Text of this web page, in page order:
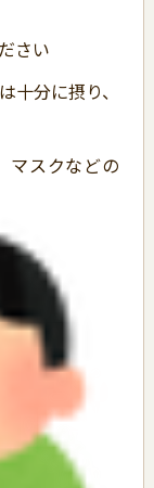
さい
十分に摂り、
マスクなどの